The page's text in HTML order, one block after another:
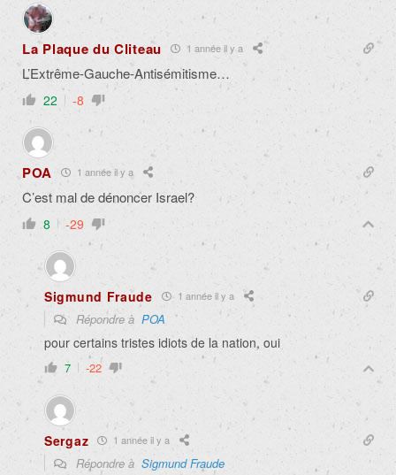
La Plaque du Cliteau 1 année il y a
L’Extrême-Gauche-Antisémitisme…
22 -8
POA 1 année il y a
C’est mal de dénoncer Israel?
8 -29
Sigmund Fraude 1 année il y a
Répondre à POA
pour certains tristes idiots de la nation, oui
7 -22
Sergaz 1 année il y a
Répondre à Sigmund Fraude